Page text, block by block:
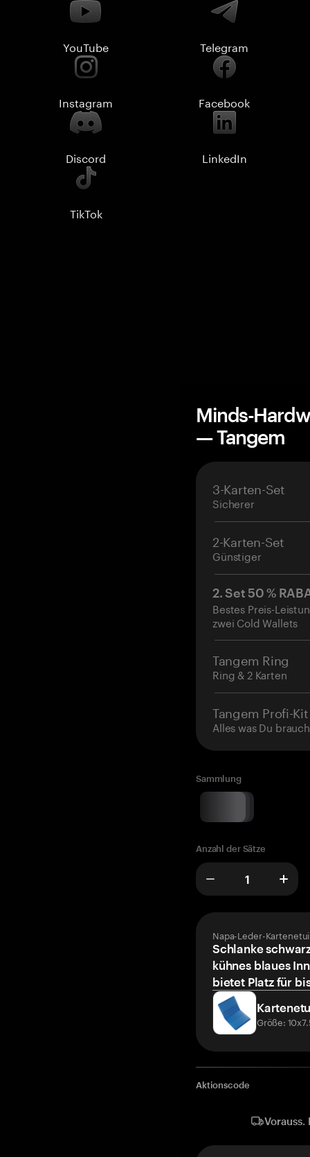
YouTube Telegram
Instagram Facebook
Discord LinkedIn
TikTok
Minds-
— Tangem
3-Karten-Set
Sicherer
2-Karten-Set
Günstiger
2. Set 50 %
Bestes Preis-
zwei Cold Wallets
Tangem Ring
Ring & 2 Karten
Tangem Profi-Kit
Alles was Du
Sammlung
Anzahl der Sätze
Napa-Leder-
Schlanke
kühnes blaues
bietet Platz für
Größe:
Aktionscode